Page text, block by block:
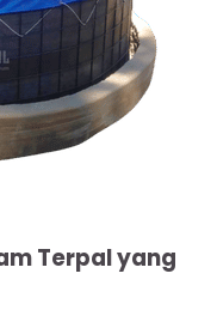
Terpal yang